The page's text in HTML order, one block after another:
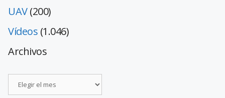
UAV(200)
Vídeos (1.046)
Archivos